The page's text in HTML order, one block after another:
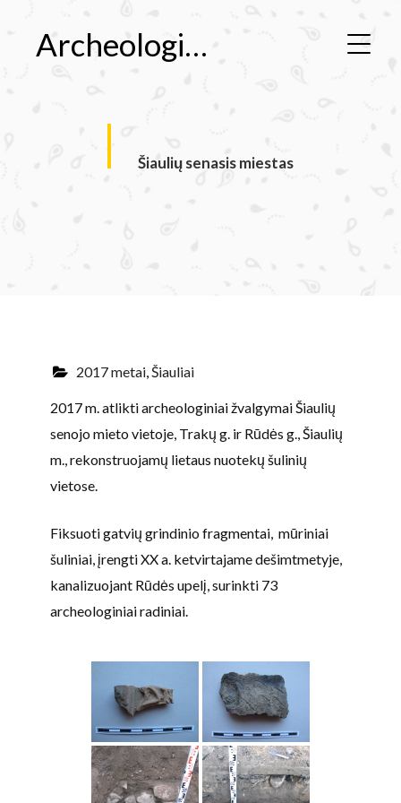
Archeologiniai tyrimai
žvalgymai Šiaulių senojo
Šiaulių senasis miestas
2017 metai,Šiauliai
2017 m. atlikti archeologiniai žvalgymai Šiaulių
senojo mieto vietoje, Trakų g. ir Rūdės g., Šiaulių
m., rekonstruojamų lietaus nuotekų šulinių
vietose.
Fiksuoti gatvių grindinio fragmentai, mūriniai
šuliniai, įrengti XX a. ketvirtajame dešimtmetyje,
kanalizuojant Rūdės upelį, surinkti 73
archeologiniai radiniai.